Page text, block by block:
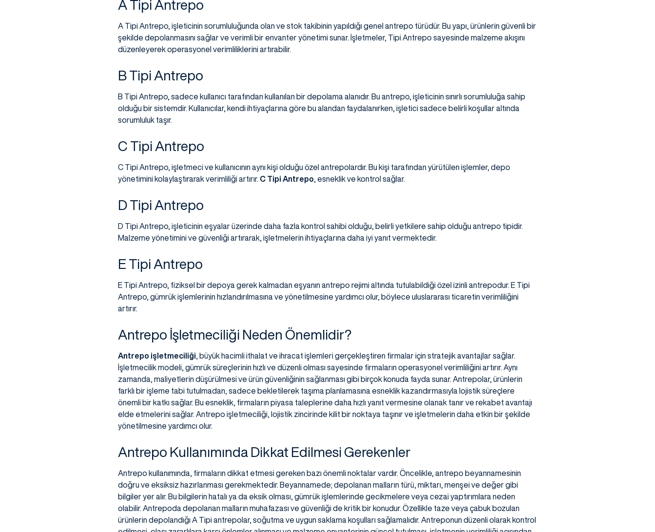
A Tipi Antrepo
A Tipi Antrepo, işleticinin sorumluluğunda olan ve stok takibinin yapıldığı genel antrepo türüdür. Bu yapı, ürünlerin güvenli bir
şekilde depolanmasını sağlar ve verimli bir envanter yönetimi sunar. İşletmeler, Tipi Antrepo sayesinde malzeme akışını
düzenleyerek operasyonel verimliliklerini artırabilir.
B Tipi Antrepo
B Tipi Antrepo, sadece kullanıcı tarafından kullanılan bir depolama alanıdır. Bu antrepo, işleticinin sınırlı sorumluluğa sahip
olduğu bir sistemdir. Kullanıcılar, kendi ihtiyaçlarına göre bu alandan faydalanırken, işletici sadece belirli koşullar altında
sorumluluk taşır.
C Tipi Antrepo
C Tipi Antrepo, işletmeci ve kullanıcının aynı kişi olduğu özel antrepolardır. Bu kişi tarafından yürütülen işlemler, depo
yönetimini kolaylaştırarak verimliliği artırır. C Tipi Antrepo, esneklik ve kontrol sağlar.
D Tipi Antrepo
D Tipi Antrepo, işleticinin eşyalar üzerinde daha fazla kontrol sahibi olduğu, belirli yetkilere sahip olduğu antrepo tipidir.
Malzeme yönetimini ve güvenliği artırarak, işletmelerin ihtiyaçlarına daha iyi yanıt vermektedir.
E Tipi Antrepo
E Tipi Antrepo, fiziksel bir depoya gerek kalmadan eşyanın antrepo rejimi altında tutulabildiği özel izinli antrepodur. E Tipi
Antrepo, gümrük işlemlerinin hızlandırılmasına ve yönetilmesine yardımcı olur, böylece uluslararası ticaretin verimliliğini
artırır.
Antrepo İşletmeciliği Neden Önemlidir?
Antrepo işletmeciliği, büyük hacimli ithalat ve ihracat işlemleri gerçekleştiren firmalar için stratejik avantajlar sağlar.
İşletmecilik modeli, gümrük süreçlerinin hızlı ve düzenli olması sayesinde firmaların operasyonel verimliliğini artırır. Aynı
zamanda, maliyetlerin düşürülmesi ve ürün güvenliğinin sağlanması gibi birçok konuda fayda sunar. Antrepolar, ürünlerin
farklı bir işleme tabi tutulmadan, sadece bekletilerek taşıma planlamasına esneklik kazandırmasıyla lojistik süreçlere
önemli bir katkı sağlar. Bu esneklik, firmaların piyasa taleplerine daha hızlı yanıt vermesine olanak tanır ve rekabet avantajı
elde etmelerini sağlar. Antrepo işletmeciliği, lojistik zincirinde kilit bir noktaya taşınır ve işletmelerin daha etkin bir şekilde
yönetilmesine yardımcı olur.
Antrepo Kullanımında Dikkat Edilmesi Gerekenler
Antrepo kullanımında, firmaların dikkat etmesi gereken bazı önemli noktalar vardır. Öncelikle, antrepo beyannamesinin
doğru ve eksiksiz hazırlanması gerekmektedir. Beyannamede; depolanan malların türü, miktarı, menşei ve değer gibi
bilgiler yer alır. Bu bilgilerin hatalı ya da eksik olması, gümrük işlemlerinde gecikmelere veya cezai yaptırımlara neden
olabilir. Antrepoda depolanan malların muhafazası ve güvenliği de kritik bir konudur. Özellikle taze veya çabuk bozulan
ürünlerin depolandığı A Tipi antrepolar, soğutma ve uygun saklama koşulları sağlamalıdır. Antreponun düzenli olarak kontrol